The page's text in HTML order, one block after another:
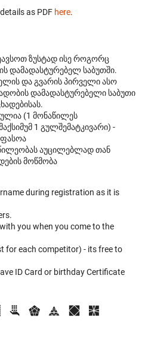
as PDF here.
ზუსტად ისე როგორც
დამადასტურებელ საბუთში.
და გვარის პირველი ასო
დამადასტურებელი საბუთი
(1 მონაწილეს
1 გულშემატკივარი) -
აუცილებლად თან
მოწმობა
during registration as it is
you when you come to the
for each competitor) - its free to
ID Card or birthday Certificate